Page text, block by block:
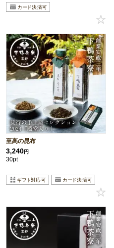
至高の昆布
3,240円
30pt